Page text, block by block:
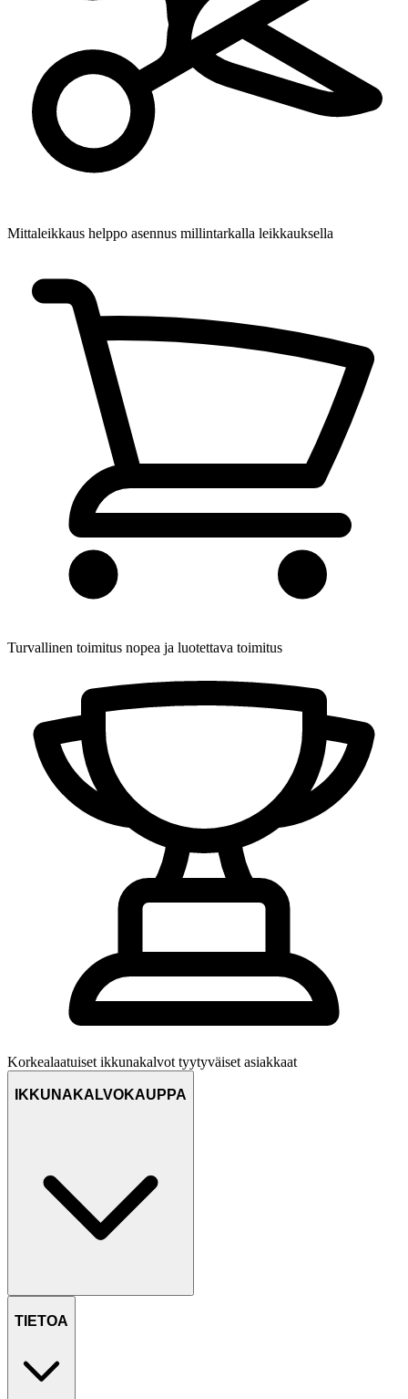
Mittaleikkaus helppo asennus millintarkalla leikkauksella
Turvallinen toimitus nopea ja luotettava toimitus
Korkealaatuiset ikkunakalvot tyytyväiset asiakkaat
IKKUNAKALVOKAUPPA
TIETOA